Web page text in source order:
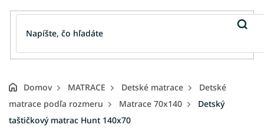
Domov MATRACE Detské matrace
Detské
matrace podľa rozmeru
Matrace 70x140
Detský
taštičkový matrac Hunt 140x70